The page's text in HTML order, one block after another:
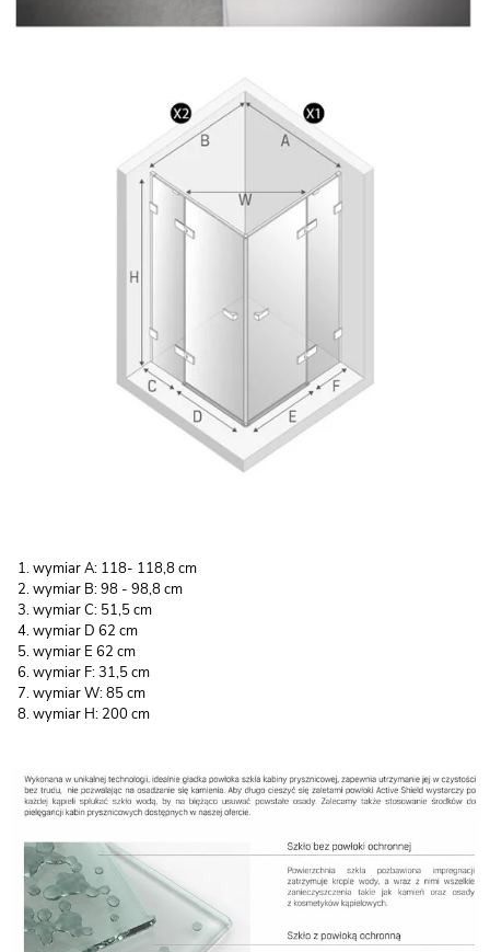
wymiar A: 118- 118,8 cm
wymiar B: 98 - 98,8 cm
wymiar C: 51,5 cm
wymiar D 62 cm
wymiar E 62 cm
wymiar F: 31,5 cm
wymiar W: 85 cm
wymiar H: 200 cm